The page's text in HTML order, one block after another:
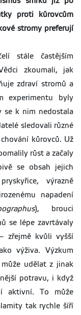
proti kůrovcům
stromy preferují
stále častějším
zkoumali, jak
zdraví stromů a
experimentu byly
se k nim nedostala
sledovali různé
kůrovců. Už
růst a začaly
se obsah jejich
výrazně
napadení
), brouci
se lépe zavrtávaly
zřejmě kvůli vyšší
výživa. Výzkum
udělat z jinak
potravu, i když
aktivní. To může
tak rychle šíří